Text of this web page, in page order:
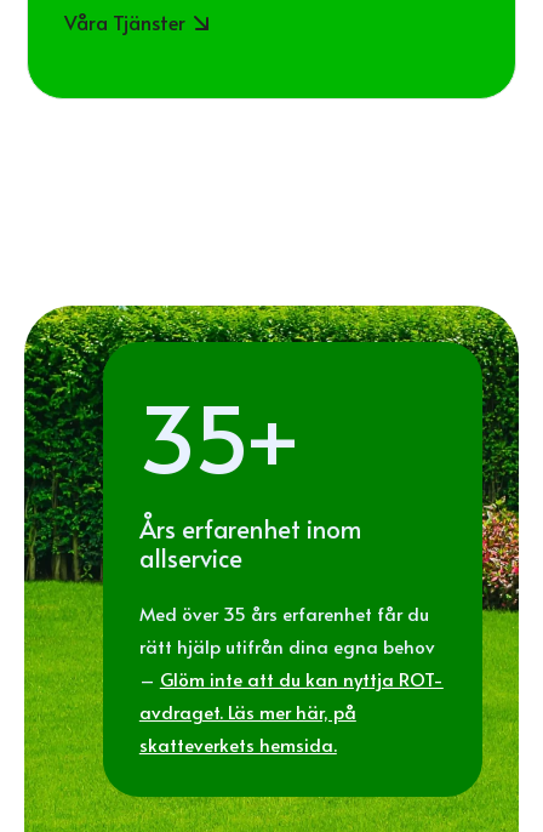
Våra Tjänster
35+
Års erfarenhet inom
allservice
Med över 35 års erfarenhet får du
rätt hjälp utifrån dina egna behov
– Glöm inte att du kan nyttja ROT-
avdraget. Läs mer här, på
skatteverkets hemsida.